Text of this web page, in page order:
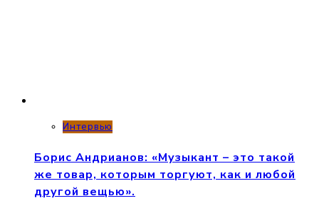
Интервью
Борис Андрианов: «Музыкант – это такой
же товар, которым торгуют, как и любой
другой вещью».